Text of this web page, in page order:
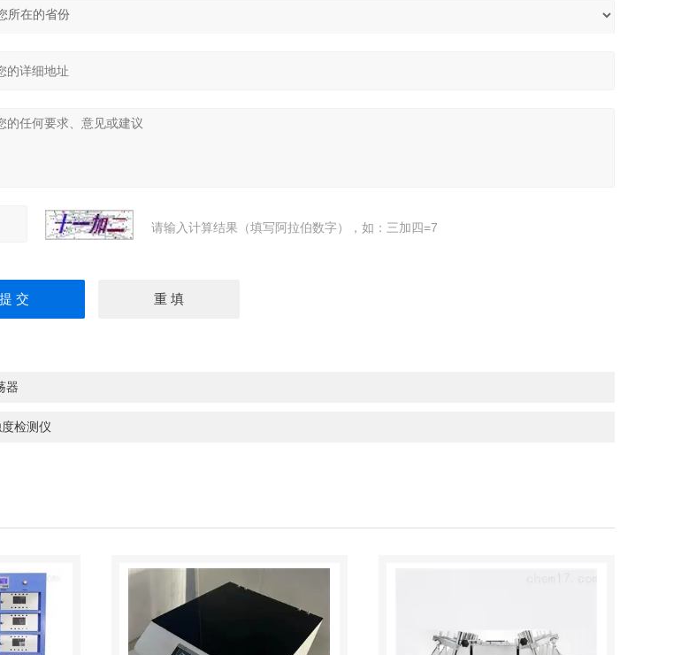
请输入计算结果（填写阿拉伯数字），如：三加四=7
器
检测仪